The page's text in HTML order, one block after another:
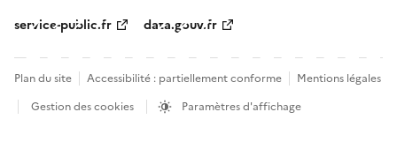
service-public.fr data.gouv.fr
Plan du site Accessibilité : partiellement conforme
Mentions légales
Gestion des cookies
Paramètres d'affichage